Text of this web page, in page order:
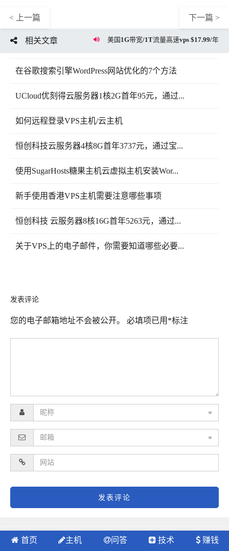
< 上一篇 下一篇 >
相关文章 美国1G带宽/1T流量高速vps $17.99/年
在谷歌搜索引擎WordPress网站优化的7个方法
UCloud优刻得云服务器1核2G首年95元，通过...
如何远程登录VPS主机/云主机
恒创科技云服务器4核8G首年3737元，通过宝...
使用SugarHosts糖果主机云虚拟主机安装Wor...
新手使用香港VPS主机需要注意哪些事项
恒创科技 云服务器8核16G首年5263元，通过...
关于VPS上的电子邮件，你需要知道哪些必要...
发表评论
您的电子邮箱地址不会被公开。 必填项已用 *标注
*
*
首页 主机 问答 技术 赚钱